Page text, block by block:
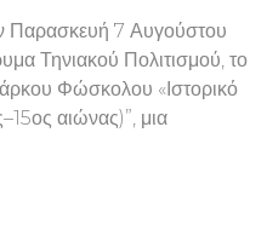
Παρασκευή 7 Αυγούστου
Τηνιακού Πολιτισμού, το
Φώσκολου «Ιστορικό
αιώνας)”, μια